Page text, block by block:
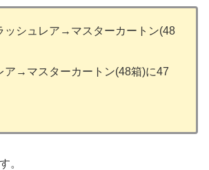
ッシュレア→マスターカートン(48
ア→マスターカートン(48箱)に47
。